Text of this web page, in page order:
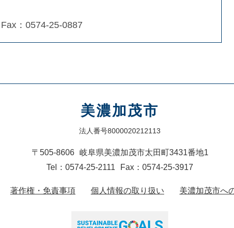
Fax：0574-25-0887
美濃加茂市
法人番号8000020212113
〒505-8606
岐阜県美濃加茂市太田町3431番地1
Tel：0574-25-2111
Fax：0574-25-3917
著作権・免責事項 個人情報の取り扱い 美濃加茂市へ